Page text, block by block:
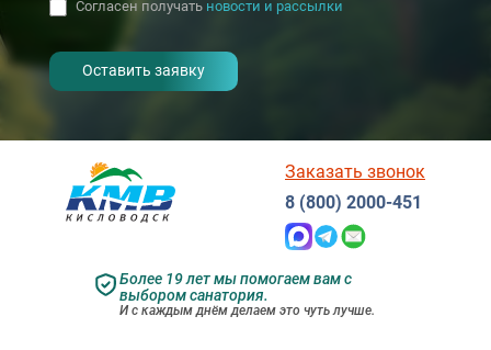
Согласен получать новости и рассылки
Более 19 лет мы помогаем вам с
выбором санатория.
И с каждым днём делаем это чуть лучше.
Заказать звонок
8 (800) 2000-451